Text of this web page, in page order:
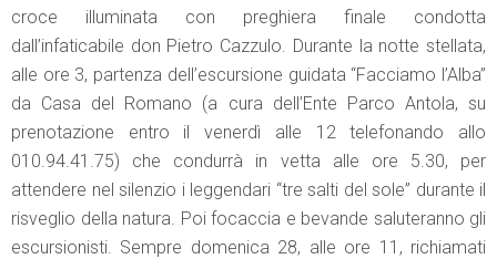
croce illuminata con preghiera finale condotta
dall’infaticabile don Pietro Cazzulo. Durante la notte stellata,
alle ore 3, partenza dell’escursione guidata “Facciamo l’Alba”
da Casa del Romano (a cura dell’Ente Parco Antola, su
prenotazione entro il venerdì alle 12 telefonando allo
010.94.41.75) che condurrà in vetta alle ore 5.30, per
attendere nel silenzio i leggendari “tre salti del sole” durante il
risveglio della natura. Poi focaccia e bevande saluteranno gli
escursionisti. Sempre domenica 28, alle ore 11, richiamati